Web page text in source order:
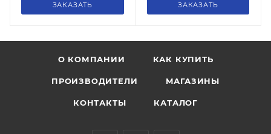
ЗАКАЗАТЬ ЗАКАЗАТЬ
О КОМПАНИИ КАК КУПИТЬ
ПРОИЗВОДИТЕЛИ МАГАЗИНЫ
КОНТАКТЫ КАТАЛОГ